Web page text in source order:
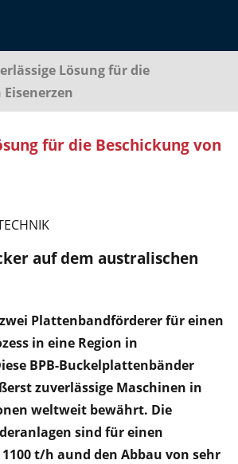
Lösung für die
für die Beschickung von
auf dem australischen
Plattenbandförderer für einen
in eine Region in
BPB-Buckelplattenbänder
zuverlässige Maschinen in
weltweit bewährt. Die
sind für einen
t/h aund den Abbau von sehr